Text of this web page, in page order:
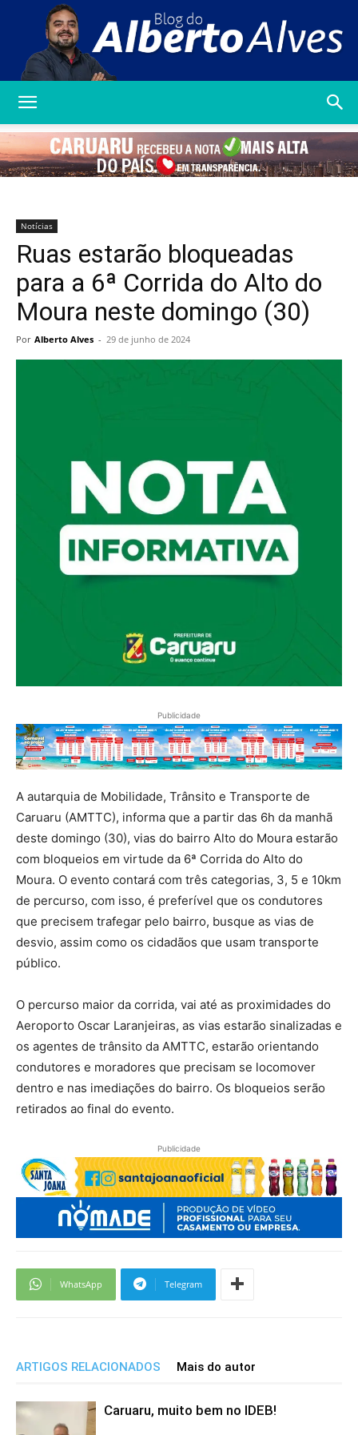
Alberto
Notícias
Ruas estarão bloqueadas
para a 6ª Corrida do Alto do
Moura neste domingo (30)
Por Alberto Alves - 29 de junho de 2024
Publicidade
A autarquia de Mobilidade, Trânsito e Transporte de
Caruaru (AMTTC), informa que a partir das 6h da manhã
deste domingo (30), vias do bairro Alto do Moura estarão
com bloqueios em virtude da 6ª Corrida do Alto do
Moura. O evento contará com três categorias, 3, 5 e 10km
de percurso, com isso, é preferível que os condutores
que precisem trafegar pelo bairro, busque as vias de
desvio, assim como os cidadãos que usam transporte
público.
O percurso maior da corrida, vai até as proximidades do
Aeroporto Oscar Laranjeiras, as vias estarão sinalizadas e
os agentes de trânsito da AMTTC, estarão orientando
condutores e moradores que precisam se locomover
dentro e nas imediações do bairro. Os bloqueios serão
retirados ao final do evento.
Publicidade
WhatsApp Telegram
ARTIGOS RELACIONADOS Mais do autor
Caruaru, muito bem no IDEB!